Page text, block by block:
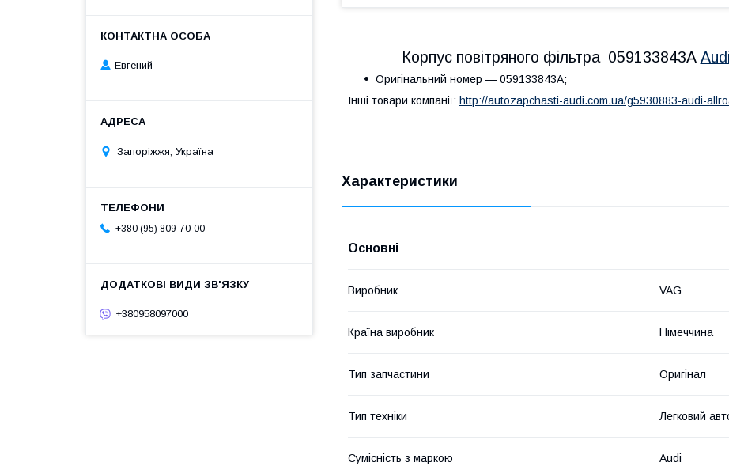
Корпус повітряного фільтра 059133843A
Оригінальний номер — 059133843A;
Інші товари компанії: http://autozapchasti-audi.com.ua/g5930883-audi-
Характеристики
Основні
Виробник VAG
Країна виробник Німеччина
Тип запчастини Оригінал
Тип техніки Легковий
Сумісність з маркою Audi
Евгений
Запоріжжя, Україна
+380 (95) 809-70-00
+380958097000